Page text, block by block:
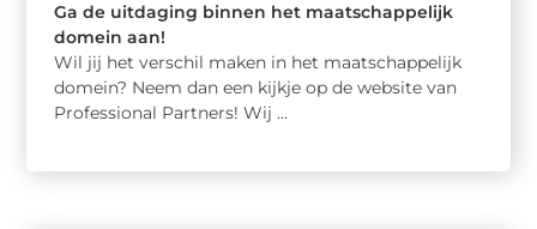
Ga de uitdaging binnen het maatschappelijk
domein aan!
Wil jij het verschil maken in het maatschappelijk
domein? Neem dan een kijkje op de website van
Professional Partners! Wij ...